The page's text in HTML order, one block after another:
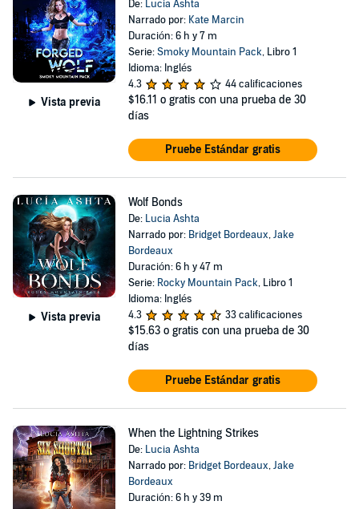
Vista previa
De: Lucia Ashta
Narrado por: Kate Marcin
Duración: 6 h y 7 m
Serie:Smoky Mountain Pack, Libro 1
Idioma: Inglés
4.3
44 calificaciones
$16.11 o gratis con una prueba de 30
días
Pruebe Estándar gratis
Vista previa
Wolf Bonds
De: Lucia Ashta
Narrado por: Bridget Bordeaux,Jake
Bordeaux
Duración: 6 h y 47 m
Serie: Rocky Mountain Pack, Libro 1
Idioma: Inglés
4.3
33 calificaciones
$15.63 o gratis con una prueba de 30
días
Pruebe Estándar gratis
When the Lightning Strikes
De: Lucia Ashta
Narrado por: Bridget Bordeaux,Jake
Bordeaux
Duración: 6 h y 39 m